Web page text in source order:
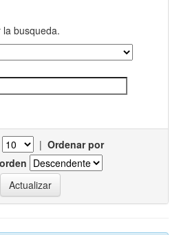
busqueda.
| Ordenar por